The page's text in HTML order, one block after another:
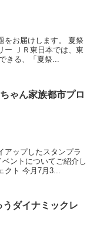
をお届けします。 夏祭
ー ＪＲ東日本では、東
きる、「夏祭...
ゃん家族都市プロ
アップしたスタンプラ
ントについてご紹介し
ト 今月7月3...
ダイナミックレ